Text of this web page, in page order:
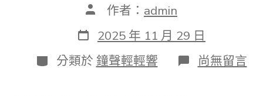
文
作
者
作者： admin
發
表
日
期
2025 年 11 月 29 日
分
類
分類於 鐘聲輕輕響 在
〈《年
尚無留言